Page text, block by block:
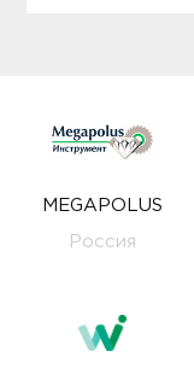
MEGAPOLUS
Россия